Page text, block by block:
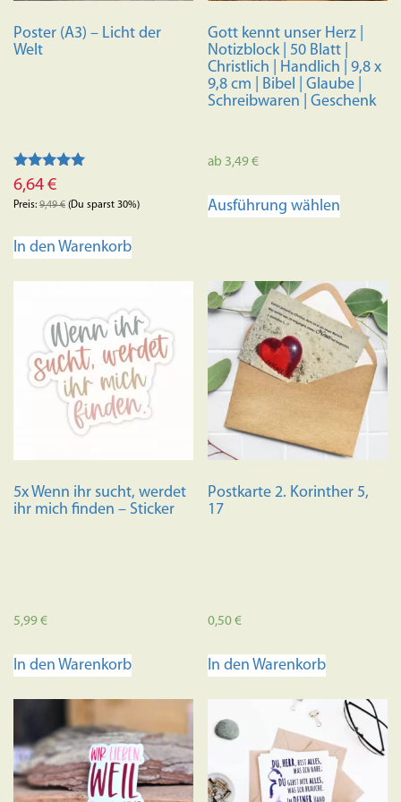
Poster (A3) – Licht der
Welt
Bewertet mit
5.00
von 5
6,64 €
Preis: 9,49€ (Du sparst 30%)
In den Warenkorb
Gott kennt unser Herz |
Notizblock | 50 Blatt |
Christlich | Handlich | 9,8 x
9,8 cm | Bibel | Glaube |
Schreibwaren | Geschenk
ab 3,49€
Ausführung wählen
auf.
Die
können
der
gewählt
5x Wenn ihr sucht, werdet
ihr mich finden – Sticker
5,99€
In den Warenkorb
Postkarte 2. Korinther 5,
17
0,50€
In den Warenkorb